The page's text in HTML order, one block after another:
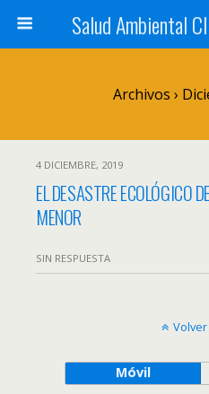
Salud Ambiental
Archivos ›
4 DICIEMBRE, 2019
EL DESASTRE ECOLÓGICO
MENOR
SIN RESPUESTA
Móvil